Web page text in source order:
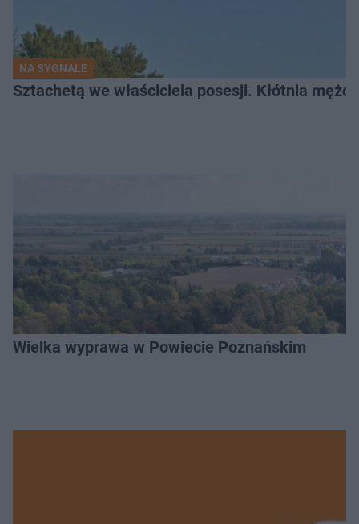
NA SYGNALE
Sztachetą we właściciela posesji. Kłótnia
Wielka wyprawa w Powiecie Poznańskim